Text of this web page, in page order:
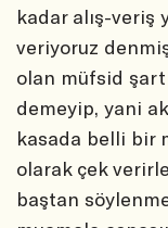
kadar alış-veriş
veriyoruz
olan müfsid
demeyip, yani
kasada belli bir
olarak çek
baştan